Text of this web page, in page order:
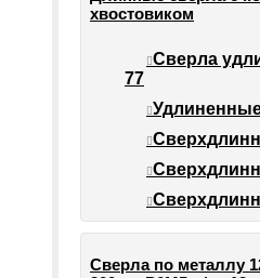
хвостовиком
Сверла
77
Сверла по металлу